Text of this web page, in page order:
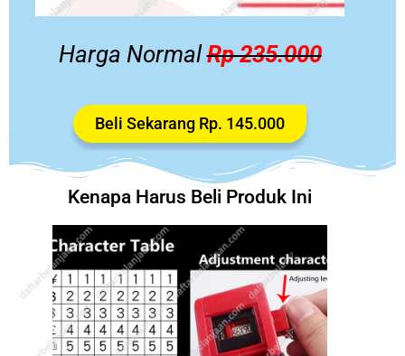
Harga NormalRp 235.000
Beli Sekarang Rp. 145.000
Kenapa Harus Beli Produk Ini